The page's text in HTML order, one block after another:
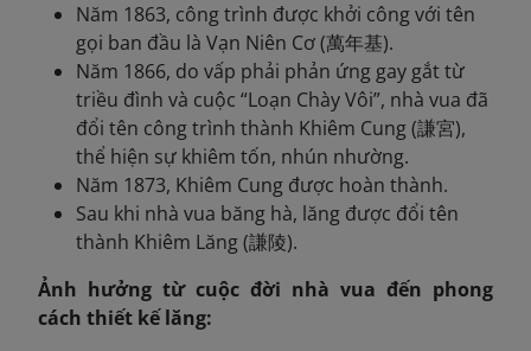
Năm 1863, công trình được khởi công với tên
gọi ban đầu là Vạn Niên Cơ (萬年基).
Năm 1866, do vấp phải phản ứng gay gắt từ
triều đình và cuộc “Loạn Chày Vôi”, nhà vua đã
đổi tên công trình thành Khiêm Cung (謙宮),
thể hiện sự khiêm tốn, nhún nhường.
Năm 1873, Khiêm Cung được hoàn thành.
Sau khi nhà vua băng hà, lăng được đổi tên
thành Khiêm Lăng (謙陵).
Ảnh hưởng từ cuộc đời nhà vua đến phong
cách thiết kế lăng: